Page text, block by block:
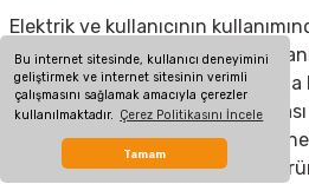
Bu internet sitesinde, kullanıcı deneyimini
geliştirmek ve internet sitesinin verimli
çalışmasını sağlamak amacıyla çerezler
kullanılmaktadır. Çerez Politikasını İncele
Tamam
Elektrik ve kullanıcının
(elektrik kesilmesi, voltaj
olmayan aksesuar takılması
olan aksesuarların
ürünlerde yetkili servis dışında
yapılması, garanti etiketi olan